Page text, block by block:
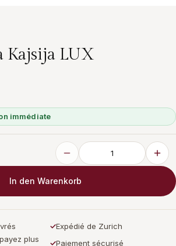
Kajsija LUX
immédiate
In den Warenkorb
✓Expédié de Zurich
plus
✓Paiement sécurisé